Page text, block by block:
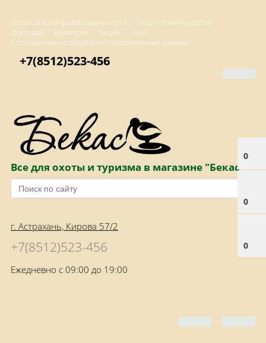
Политика конфиденциальности
Наши преимущества
Доставка
Вакансии Акции
FAQ
Соглашение на обработку персональных данных
0
0
0
+7(8512)523-456
Все для охоты и туризма в магазине "Бекас"
г. Астрахань, Кирова 57/2
+7(8512)523-456
Ежедневно с 09:00 до 19:00